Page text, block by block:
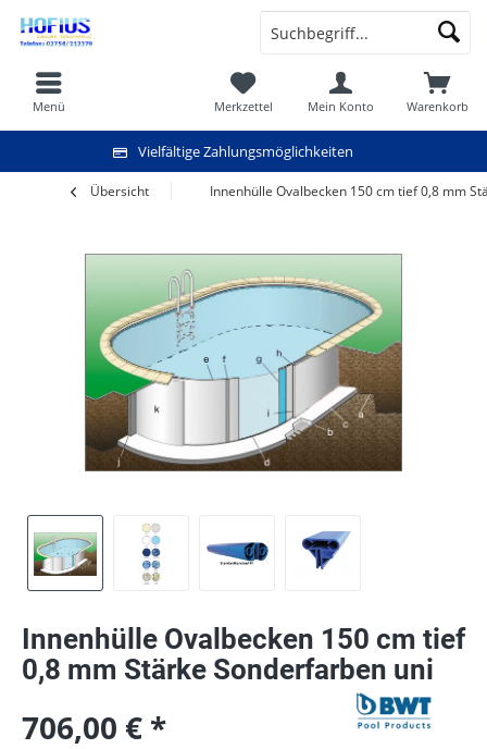
Vielfältige Zahlungsmöglichkeiten
Warenkorb
Merkzettel Mein Konto
Menü
Übersicht Innenhülle Ovalbecken 150 cm tief 0,8 mm
Innenhülle Ovalbecken 150 cm tief
0,8 mm Stärke Sonderfarben uni
706,00 € *